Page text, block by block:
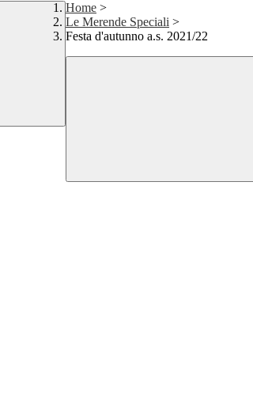
Home >
Le Merende Speciali >
Festa d'autunno a.s. 2021/22